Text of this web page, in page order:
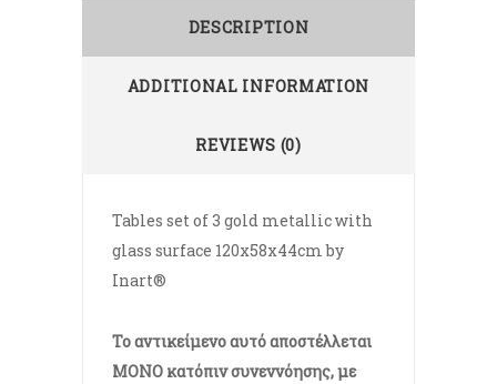
DESCRIPTION
ADDITIONAL INFORMATION
REVIEWS (0)
Tables set of 3 gold metallic with
glass surface 120x58x44cm by
Inart®
Το αντικείμενο αυτό αποστέλλεται
ΜΟΝΟ κατόπιν συνεννόησης, με